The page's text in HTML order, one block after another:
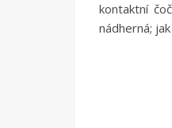
kontaktní
nádherná;